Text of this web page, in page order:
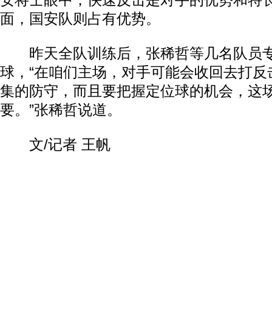
面，国安队则占有优势。
昨天全队训练后，张稀哲等几名队员
球，“在咱们主场，对手可能会收回去打
集的防守，而且要把握定位球的机会，这
要。”张稀哲说道。
文/记者 王帆